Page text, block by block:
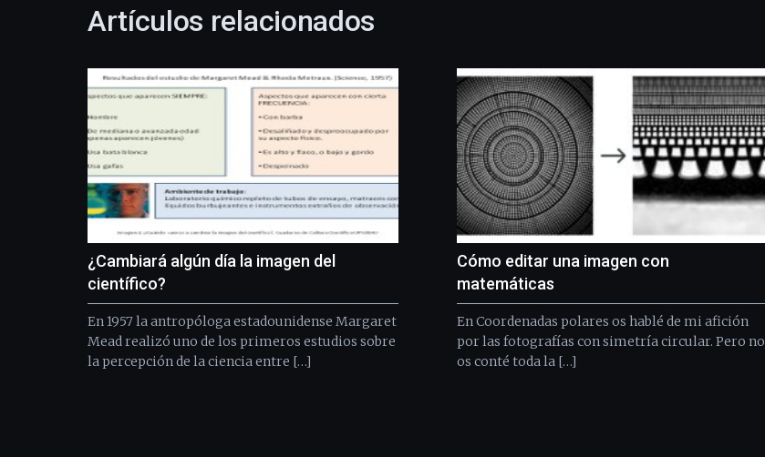
Artículos relacionados
¿Cambiará algún día la imagen del
científico?
En 1957 la antropóloga estadounidense Margaret
Mead realizó uno de los primeros estudios sobre
la percepción de la ciencia entre […]
Cómo editar una imagen con
matemáticas
En Coordenadas polares os hablé de mi afición
por las fotografías con simetría circular. Pero no
os conté toda la […]